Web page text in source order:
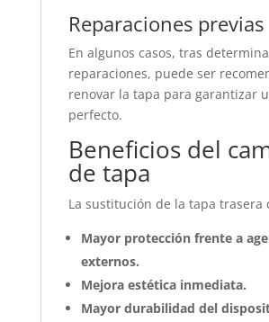
Reparaciones previas
En algunos casos, tras
reparaciones, puede ser
renovar la tapa para garantizar
perfecto.
Beneficios del
de tapa
La sustitución de la tapa trasera
Mayor protección frente a
externos.
Mejora estética inmediata.
Mayor durabilidad del